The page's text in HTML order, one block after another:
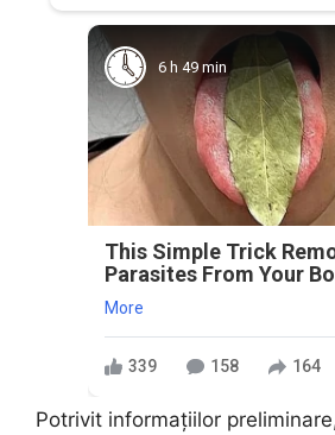
6 h 49 min
This Simple Trick
Parasites From Your
More
339 158 164
Potrivit informațiilor